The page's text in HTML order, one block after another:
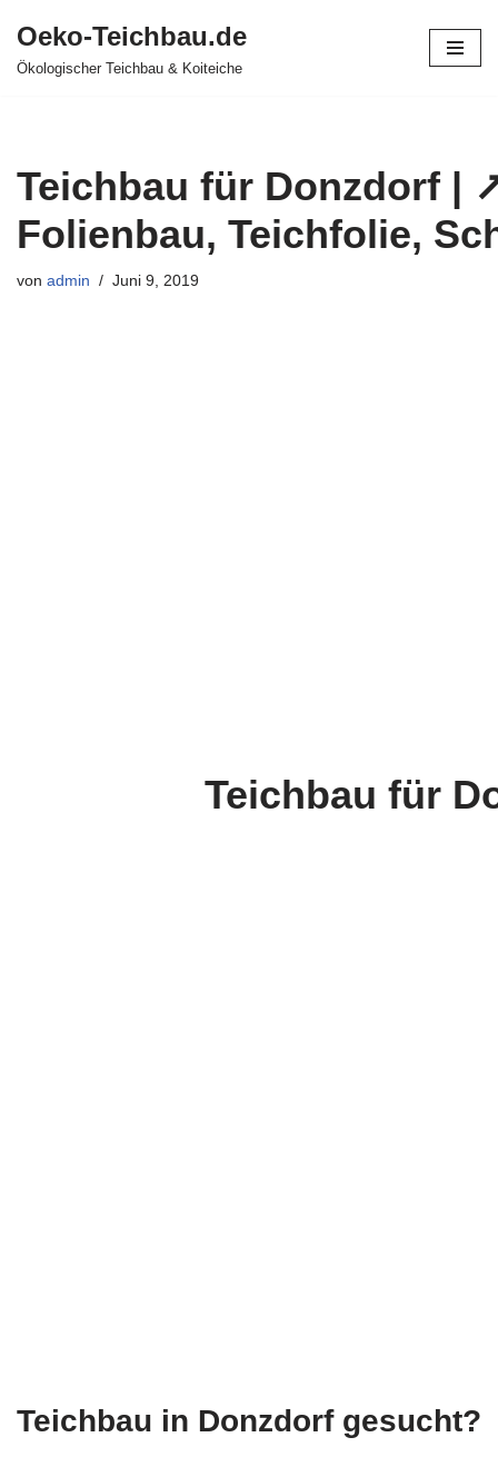
Zum
Oeko-Teichbau.de
Ökologischer Teichbau & Koiteiche
Teichbau für Donzdorf |
Folienbau, Teichfolie,
von admin Juni 9, 2019
Teichbau für
Teichbau in Donzdorf gesucht?